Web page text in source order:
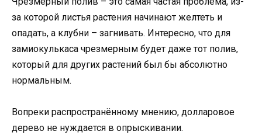
за которой листья растения начинают желтеть и
опадать, а клубни – загнивать. Интересно, что для
замиокулькаса чрезмерным будет даже тот полив,
который для других растений был бы абсолютно
нормальным.
Вопреки распространённому мнению, долларовое
дерево не нуждается в опрыскивании.